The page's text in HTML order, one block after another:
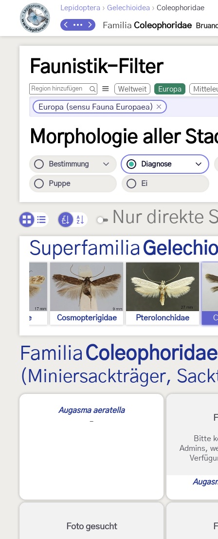
Lepidoptera › Gelechioidea › Coleophoridae
Familia Coleophoridae
Faunistik-Filter
Weltweit Europa
Europa (sensu Fauna Europaea)
Morphologie aller
Bestimmung Diagnose
Puppe Ei
Nur direkte
Superfamilia
Cosmopterigidae Pterolonchidae
Familia Coleophoridae
(Miniersackträger,
Augasma aeratella
-
Bitte
Admins,
Foto gesucht